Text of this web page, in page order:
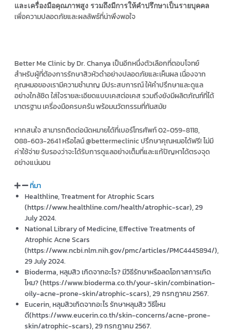
และเครื่องมือคุณภาพสูง รวมถึงมีการให้คำปรึกษาเป็นรายบุคคล
เพื่อความปลอดภัยและผลลัพธ์ที่น่าพึงพอใจ
Better Me Clinic by Dr. Chanya เป็นอีกหนึ่งตัวเลือกที่ตอบโจทย์
สำหรับผู้ที่ต้องการรักษาสิวหัวดำอย่างปลอดภัยและเห็นผล เนื่องจาก
คุณหมอของเรามีความชำนาญ มีประสบการณ์ ให้คำปรึกษาและดูแล
อย่างใกล้ชิด ใส่ใจรายละเอียดแบบเคสต่อเคส รวมถึงยังมีผลิตภัณฑ์ที่ได้
มาตรฐาน เครื่องมือครบครัน พร้อมนวัตกรรมที่ทันสมัย
หากสนใจ สามารถติดต่อนัดหมายได้ที่เบอร์โทรศัพท์ 02-059-8118,
088-603-2641 หรือไลน์ @bettermeclinic ปรึกษาคุณหมอได้ฟรี! ไม่มี
ค่าใช้จ่าย รับรองว่าจะได้รับการดูแลอย่างเต็มที่และแก้ปัญหาได้ตรงจุด
อย่างแน่นอน
ที่มา
Healthline, Treatment for Atrophic Scars
(https://www.healthline.com/health/atrophic-scar), 29
July 2024.
National Library of Medicine, Effective Treatments of
Atrophic Acne Scars
(https://www.ncbi.nlm.nih.gov/pmc/articles/PMC4445894/),
29 July 2024.
Bioderma, หลุมสิว เกิดจากอะไร? มีวิธีรักษาหรือลดโอกาสการเกิด
ไหม? (https://www.bioderma.co.th/your-skin/combination-
oily-acne-prone-skin/atrophic-scars), 29 กรกฎาคม 2567.
Eucerin, หลุมสิวเกิดจากอะไร รักษาหลุมสิว วิธีไหน
ดี(https://www.eucerin.co.th/skin-concerns/acne-prone-
skin/atrophic-scars), 29 กรกฎาคม 2567.